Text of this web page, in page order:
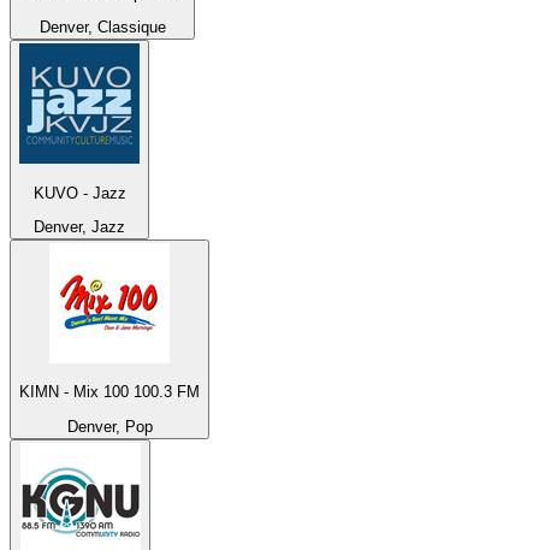
Denver, Classique
KUVO - Jazz
Denver, Jazz
KIMN - Mix 100 100.3 FM
Denver, Pop